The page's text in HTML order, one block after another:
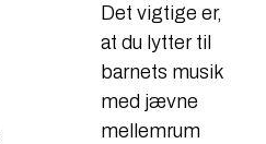
Det vigtige er,
at du lytter til
barnets musik
med jævne
mellemrum